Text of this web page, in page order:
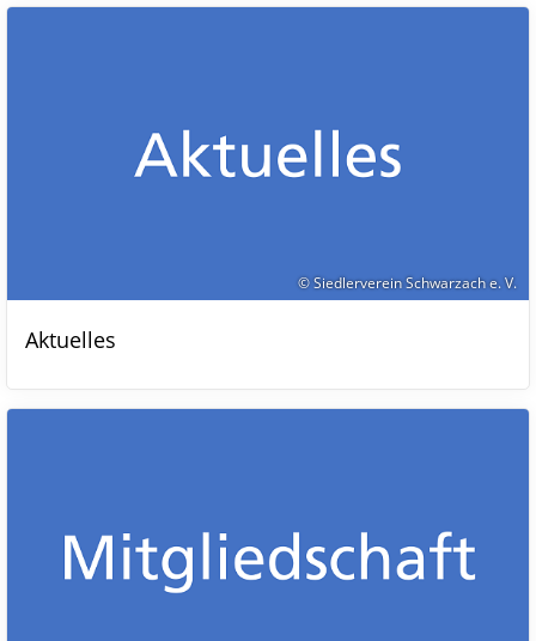
© Siedlerverein Schwarzach e. V.
Aktuelles